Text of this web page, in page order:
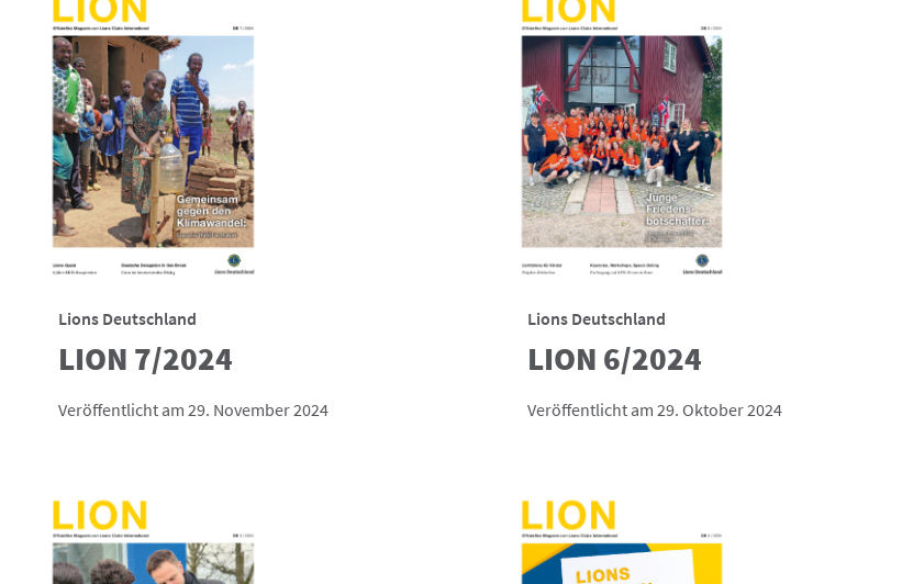
Lions Deutschland
LION 7/2024
Veröffentlicht am 29. November 2024
Lions Deutschland
LION 6/2024
Veröffentlicht am 29. Oktober 2024